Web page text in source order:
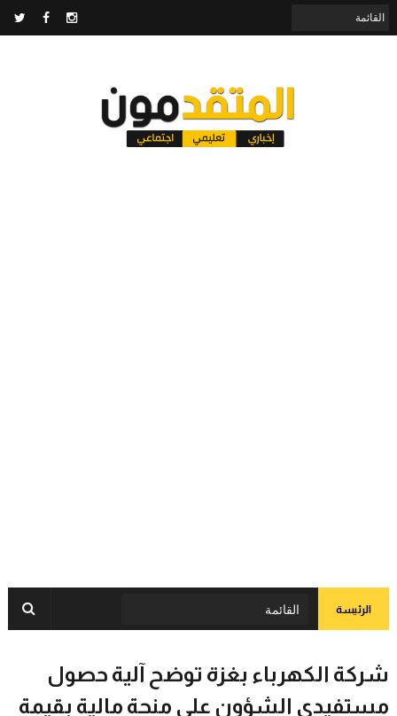
الرئيسة
شركة الكهرباء بغزة توضح آلية حصول
مستفيدي الشؤون على منحة مالية بقيمة